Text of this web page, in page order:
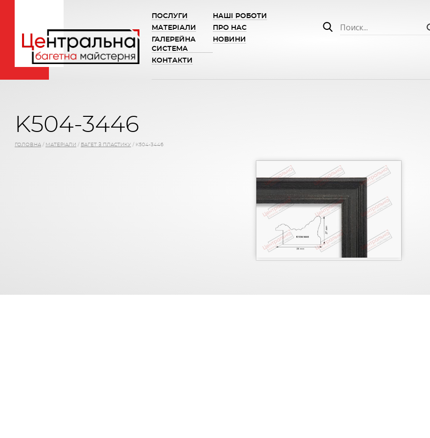
ПОСЛУГИ
НАШІ РОБОТИ
МАТЕРІАЛИ
ПРО НАС
ГАЛЕРЕЙНА
СИСТЕМА
НОВИНИ
КОНТАКТИ
K504-3446
ГОЛОВНА / МАТЕРІАЛИ / БАГЕТ З ПЛАСТИКУ / K504-3446